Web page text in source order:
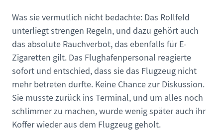
Was sie vermutlich nicht bedachte: Das Rollfeld
unterliegt strengen Regeln, und dazu gehört auch
das absolute Rauchverbot, das ebenfalls für E-
Zigaretten gilt. Das Flughafenpersonal reagierte
sofort und entschied, dass sie das Flugzeug nicht
mehr betreten durfte. Keine Chance zur Diskussion.
Sie musste zurück ins Terminal, und um alles noch
schlimmer zu machen, wurde wenig später auch ihr
Koffer wieder aus dem Flugzeug geholt.